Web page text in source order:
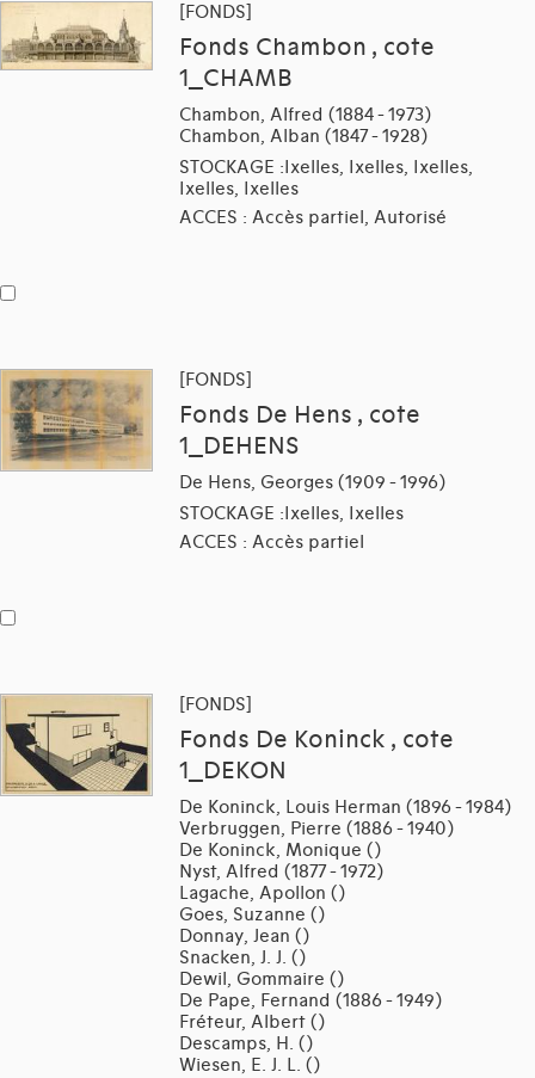
[FONDS]
Fonds Chambon , cote
1_CHAMB
Chambon, Alfred (1884 - 1973)
Chambon, Alban (1847 - 1928)
STOCKAGE :Ixelles, Ixelles, Ixelles,
Ixelles, Ixelles
ACCES : Accès partiel, Autorisé
[FONDS]
Fonds De Hens , cote
1_DEHENS
De Hens, Georges (1909 - 1996)
STOCKAGE :Ixelles, Ixelles
ACCES : Accès partiel
[FONDS]
Fonds De Koninck , cote
1_DEKON
De Koninck, Louis Herman (1896 - 1984)
Verbruggen, Pierre (1886 - 1940)
De Koninck, Monique ()
Nyst, Alfred (1877 - 1972)
Lagache, Apollon ()
Goes, Suzanne ()
Donnay, Jean ()
Snacken, J. J. ()
Dewil, Gommaire ()
De Pape, Fernand (1886 - 1949)
Fréteur, Albert ()
Descamps, H. ()
Wiesen, E. J. L. ()